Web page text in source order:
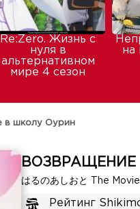
Re:Zero. Жизнь с
нуля в
альтернативном
мире 4 сезон
на
в школу Оурин
はるのあしおと The
Рейтинг